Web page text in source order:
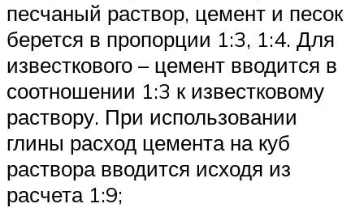
песчаный раствор, цемент и песок
берется в пропорции 1:3, 1:4. Для
известкового – цемент вводится в
соотношении 1:3 к известковому
раствору. При использовании
глины расход цемента на куб
раствора вводится исходя из
расчета 1:9;